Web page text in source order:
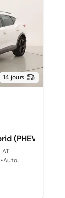
14 jours
(PHEV)
•Auto.